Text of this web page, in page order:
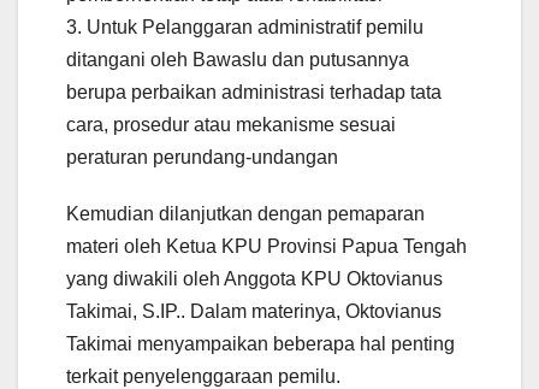
3. Untuk Pelanggaran administratif pemilu
ditangani oleh Bawaslu dan putusannya
berupa perbaikan administrasi terhadap tata
cara, prosedur atau mekanisme sesuai
peraturan perundang-undangan
Kemudian dilanjutkan dengan pemaparan
materi oleh Ketua KPU Provinsi Papua Tengah
yang diwakili oleh Anggota KPU Oktovianus
Takimai, S.IP.. Dalam materinya, Oktovianus
Takimai menyampaikan beberapa hal penting
terkait penyelenggaraan pemilu.